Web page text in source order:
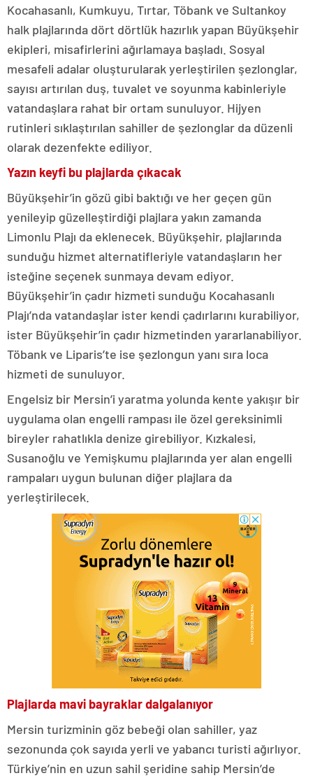
Kocahasanlı, Kumkuyu, Tırtar, Töbank ve Sultankoy
halk plajlarında dört dörtlük hazırlık yapan Büyükşehir
ekipleri, misafirlerini ağırlamaya başladı. Sosyal
mesafeli adalar oluşturularak yerleştirilen şezlonglar,
sayısı artırılan duş, tuvalet ve soyunma kabinleriyle
vatandaşlara rahat bir ortam sunuluyor. Hijyen
rutinleri sıklaştırılan sahiller de şezlonglar da düzenli
olarak dezenfekte ediliyor.
Yazın keyfi bu plajlarda çıkacak
Büyükşehir’in gözü gibi baktığı ve her geçen gün
yenileyip güzelleştirdiği plajlara yakın zamanda
Limonlu Plajı da eklenecek. Büyükşehir, plajlarında
sunduğu hizmet alternatifleriyle vatandaşların her
isteğine seçenek sunmaya devam ediyor.
Büyükşehir’in çadır hizmeti sunduğu Kocahasanlı
Plajı’nda vatandaşlar ister kendi çadırlarını kurabiliyor,
ister Büyükşehir’in çadır hizmetinden yararlanabiliyor.
Töbank ve Liparis’te ise şezlongun yanı sıra loca
hizmeti de sunuluyor.
Engelsiz bir Mersin’i yaratma yolunda kente yakışır bir
uygulama olan engelli rampası ile özel gereksinimli
bireyler rahatlıkla denize girebiliyor. Kızkalesi,
Susanoğlu ve Yemişkumu plajlarında yer alan engelli
rampaları uygun bulunan diğer plajlara da
yerleştirilecek.
Plajlarda mavi bayraklar dalgalanıyor
Mersin turizminin göz bebeği olan sahiller, yaz
sezonunda çok sayıda yerli ve yabancı turisti ağırlıyor.
Türkiye’nin en uzun sahil şeridine sahip Mersin’de